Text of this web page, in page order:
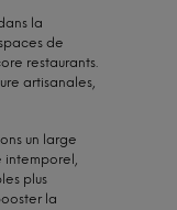
la
de
restaurants.
artisanales,
un large
intemporel,
plus
la